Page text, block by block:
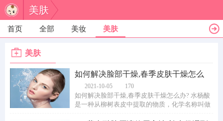
美肤
首页 全部 美妆 美肤
美肤
如何解决脸部干燥,春季皮肤干燥怎么
办?2021-10-05 170
如何解决脸部干燥,春季皮肤干燥怎么办? 水杨酸
是一种从柳树表皮中提取的物质，化学名称叫做